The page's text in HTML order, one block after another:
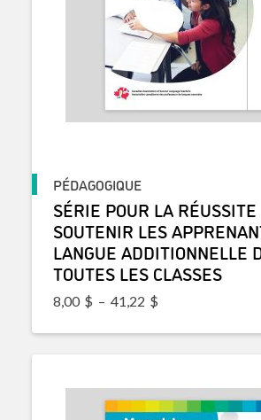
PÉDAGOGIQUE
SÉRIE POUR LA
SOUTENIR LES
LANGUE ADDITIONNELLE
TOUTES LES CLASSES
8,00 $ – 41,22 $